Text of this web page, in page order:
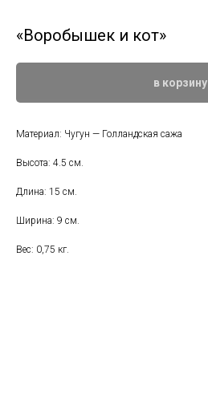
«Воробышек и кот»
в корзину
Материал: Чугун — Голландская сажа
Высота: 4.5 см.
Длина: 15 см.
Ширина: 9 см.
Вес: 0,75 кг.